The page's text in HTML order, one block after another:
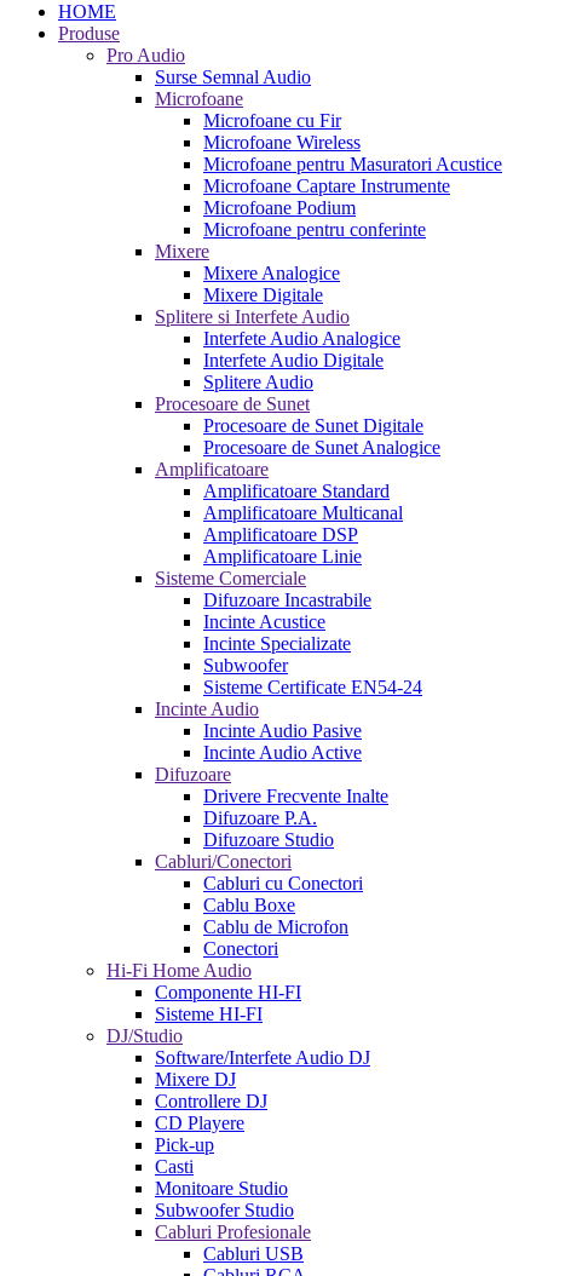
HOME
Produse
Pro Audio
Surse Semnal Audio
Microfoane
Microfoane cu Fir
Microfoane Wireless
Microfoane pentru Masuratori Acustice
Microfoane Captare Instrumente
Microfoane Podium
Microfoane pentru conferinte
Mixere
Mixere Analogice
Mixere Digitale
Splitere si Interfete Audio
Interfete Audio Analogice
Interfete Audio Digitale
Splitere Audio
Procesoare de Sunet
Procesoare de Sunet Digitale
Procesoare de Sunet Analogice
Amplificatoare
Amplificatoare Standard
Amplificatoare Multicanal
Amplificatoare DSP
Amplificatoare Linie
Sisteme Comerciale
Difuzoare Incastrabile
Incinte Acustice
Incinte Specializate
Subwoofer
Sisteme Certificate EN54-24
Incinte Audio
Incinte Audio Pasive
Incinte Audio Active
Difuzoare
Drivere Frecvente Inalte
Difuzoare P.A.
Difuzoare Studio
Cabluri/Conectori
Cabluri cu Conectori
Cablu Boxe
Cablu de Microfon
Conectori
Hi-Fi Home Audio
Componente HI-FI
Sisteme HI-FI
DJ/Studio
Software/Interfete Audio DJ
Mixere DJ
Controllere DJ
CD Playere
Pick-up
Casti
Monitoare Studio
Subwoofer Studio
Cabluri Profesionale
Cabluri USB